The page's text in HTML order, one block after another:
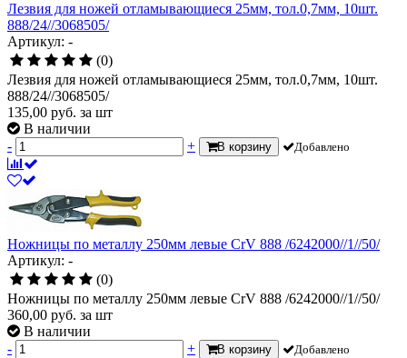
Лезвия для ножей отламывающиеся 25мм, тол.0,7мм, 10шт.
888/24//3068505/
Артикул: -
(0)
Лезвия для ножей отламывающиеся 25мм, тол.0,7мм, 10шт.
888/24//3068505/
135,00 руб. за шт
В наличии
-
+ В корзину Добавлено
Ножницы по металлу 250мм левые CrV 888 /6242000//1//50/
Артикул: -
(0)
Ножницы по металлу 250мм левые CrV 888 /6242000//1//50/
360,00 руб. за шт
В наличии
-
+ В корзину Добавлено